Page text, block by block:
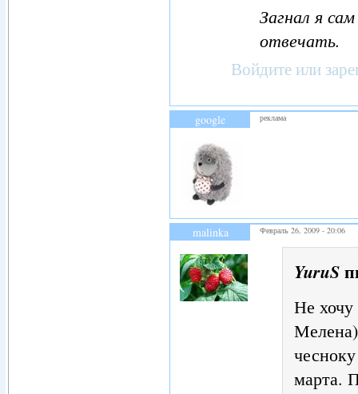
Загнал я
отвечать.
Войдите или
google реклама
malinka Февраль 26, 2009 - 20:06
YuruS
Не хочу
марта.